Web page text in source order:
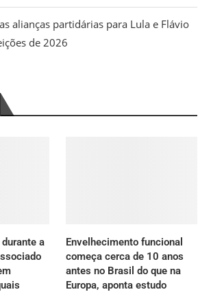
alianças partidárias para Lula e Flávio
de 2026
a
Envelhecimento funcional
começa cerca de 10 anos
antes no Brasil do que na
Europa, aponta estudo